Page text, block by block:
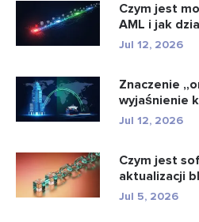
Czym jest
AML i jak
Jul 12, 2026
Znaczenie
wyjaśnienie
Jul 12, 2026
Czym jest
aktualizacji
Jul 5, 2026